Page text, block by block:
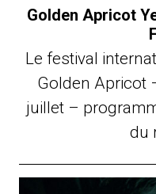
Golden Apricot
Le festival
Golden Apricot
juillet –
du